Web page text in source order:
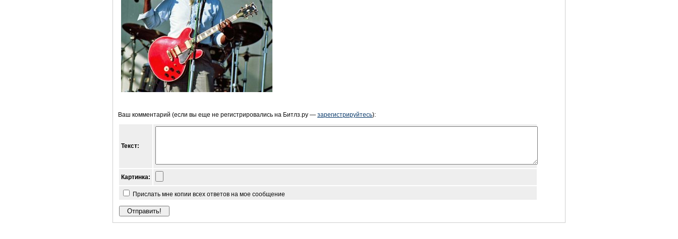
Ваш комментарий (если вы еще не регистрировались на Битлз.ру — зарегистрируйтесь):
Текст:
Картинка:
Прислать мне копии всех ответов на мое сообщение